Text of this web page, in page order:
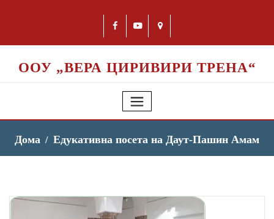
ООУ „ВЕРА ЦИРИВИРИ ТРЕНА“
Дома Едукативна посета на Даут-Пашин Амам